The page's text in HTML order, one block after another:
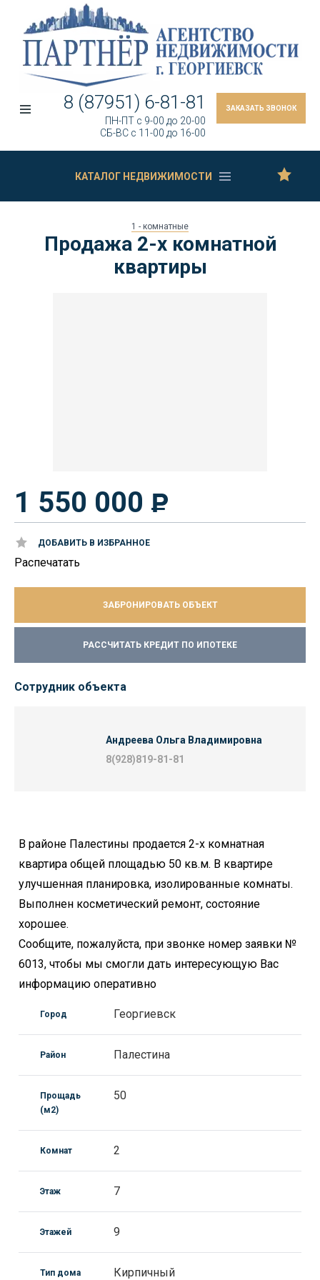
ЗАКАЗАТЬ ЗВОНОК
8 (87951) 6-81-81
ПН-ПТ c 9-00 до 20-00
СБ-ВС c 11-00 до 16-00
КАТАЛОГ НЕДВИЖИМОСТИ
1 - комнатные
Продажа 2-х комнатной
квартиры
1 550 000
ДОБАВИТЬ В ИЗБРАННОЕ
Распечатать
ЗАБРОНИРОВАТЬ ОБЪЕКТ
РАССЧИТАТЬ КРЕДИТ ПО ИПОТЕКЕ
Сотрудник объекта
Андреева Ольга Владимировна
8(928)819-81-81
В районе Палестины продается 2-х комнатная
квартира общей площадью 50 кв.м. В квартире
улучшенная планировка, изолированные комнаты.
Выполнен косметический ремонт, состояние
хорошее.
Сообщите, пожалуйста, при звонке номер заявки №
6013, чтобы мы смогли дать интересующую Вас
информацию оперативно
Город Георгиевск
Район Палестина
Прощадь
(м2)
50
Комнат 2
Этаж 7
Этажей 9
Тип дома Кирпичный